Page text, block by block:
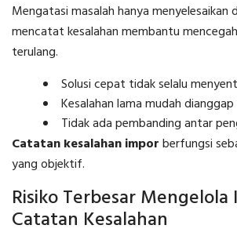
Mengatasi masalah hanya menyelesaikan
mencatat kesalahan membantu
terulang.
Solusi cepat tidak selalu
Kesalahan lama mudah
Tidak ada pembanding antar
Catatan kesalahan imporberfungsi
yang objektif.
Risiko Terbesar Mengelola
Catatan Kesalahan